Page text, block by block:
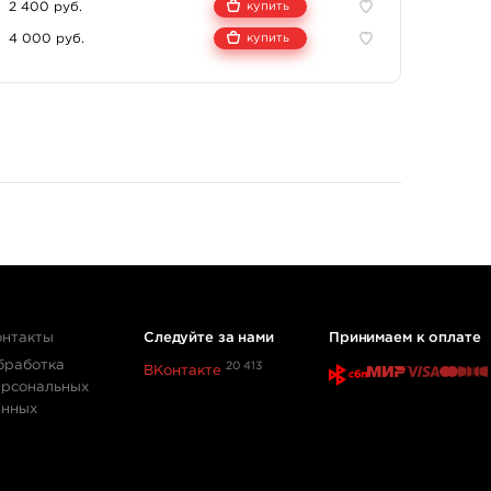
место в любом рисунке – от портрета до
мягкие и насыщенные закрасы, может выступать
яркими оттенками синего и зеленого. Краску можно
2 400 руб. купить
4 000 руб. купить
Следуйте за нами
ВКонтакте 20 413
Принимаем к оплате